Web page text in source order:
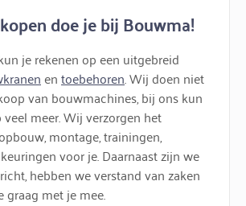
doe je bij Bouwma!
je rekenen op een uitgebreid
entoebehoren. Wij doen niet
van bouwmachines, bij ons kun
meer. Wij verzorgen het
montage, trainingen,
voor je. Daarnaast zijn we
hebben we verstand van zaken
graag met je mee.